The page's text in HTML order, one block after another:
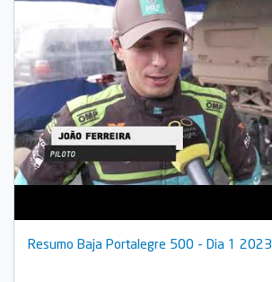
Resumo Baja Portalegre 500 - Dia 1 2023